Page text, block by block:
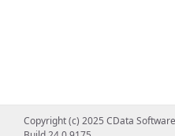
Copyright (c) 2025 CData